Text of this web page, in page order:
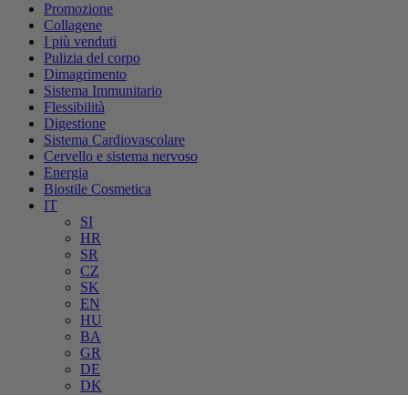
Promozione
Collagene
I più venduti
Pulizia del corpo
Dimagrimento
Sistema Immunitario
Flessibilità
Digestione
Sistema Cardiovascolare
Cervello e sistema nervoso
Energia
Biostile Cosmetica
IT
SI
HR
SR
CZ
SK
EN
HU
BA
GR
DE
DK